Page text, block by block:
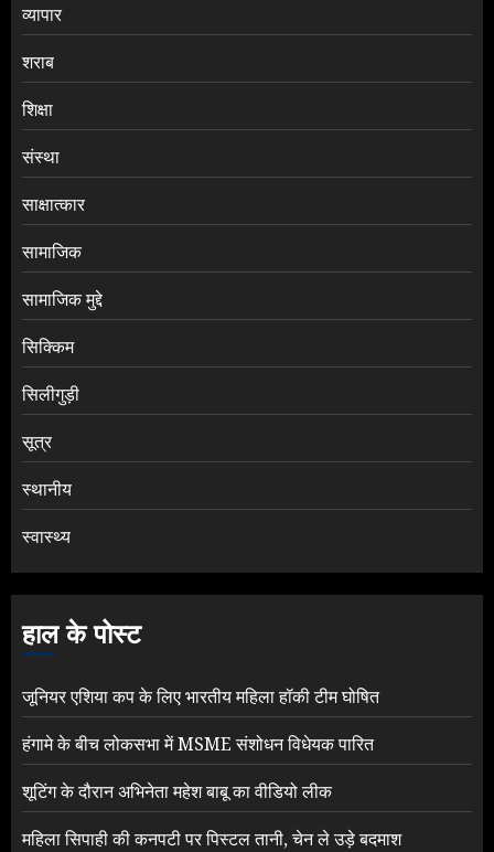
व्यापार
शराब
शिक्षा
संस्था
साक्षात्कार
सामाजिक
सामाजिक मुद्दे
सिक्किम
सिलीगुड़ी
सूत्र
स्थानीय
स्वास्थ्य
हाल के पोस्ट
जूनियर एशिया कप के लिए भारतीय महिला हॉकी टीम घोषित
हंगामे के बीच लोकसभा में MSME संशोधन विधेयक पारित
शूटिंग के दौरान अभिनेता महेश बाबू का वीडियो लीक
महिला सिपाही की कनपटी पर पिस्टल तानी, चेन ले उड़े बदमाश